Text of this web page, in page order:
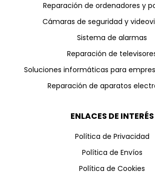
Reparación de ordenadores y
Cámaras de seguridad y
Sistema de alarmas
Reparación de
Soluciones informáticas para
Reparación de aparatos
ENLACES DE INTERÉS
Política de Privacidad
Política de Envíos
Política de Cookies